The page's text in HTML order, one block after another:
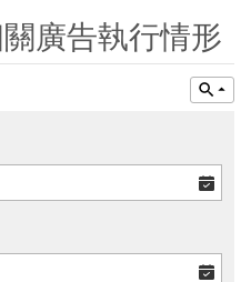
廣告執行情形